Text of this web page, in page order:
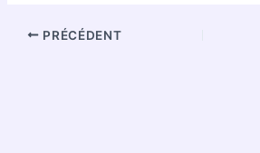
PRÉCÉDENT